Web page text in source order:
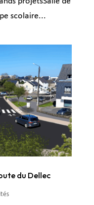
scolaire...
du Dellec